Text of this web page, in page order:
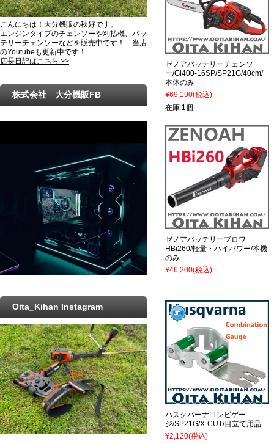
ゼノアバッテリーチェンソ
ー/Gi400-16SP/SP21G/40cm/
本体のみ
¥69,190(税込)
在庫 1個
ゼノアバッテリーブロワ
HBi260/軽量・ハイパワー/本機
のみ
¥46,200(税込)
ハスクバーナコンビゲー
ジ/SP21G/X-CUT/目立て用品
¥2,120(税込)
こんにちは！大分機販の秋好です。
エンジンタイプのチェンソーや刈払機、バッ
テリーチェンソーなどを販売中です！ 当店
のYoutubeも更新中です！
店長日記はこちら >>
株式会社 大分機販FB
Oita_Kihan Instagram